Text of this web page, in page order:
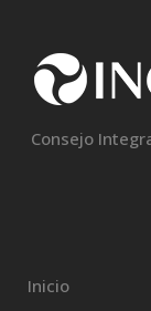
Consejo
Inicio